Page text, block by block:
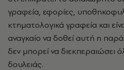
γραφεία, εφορίες,
κτηματολογικά γραφεία και
αναγκαίο να δοθεί αυτή η
δεν μπορεί να διεκπεραιώσει
δουλειάς.